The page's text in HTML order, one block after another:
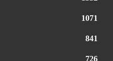
1071
841
726